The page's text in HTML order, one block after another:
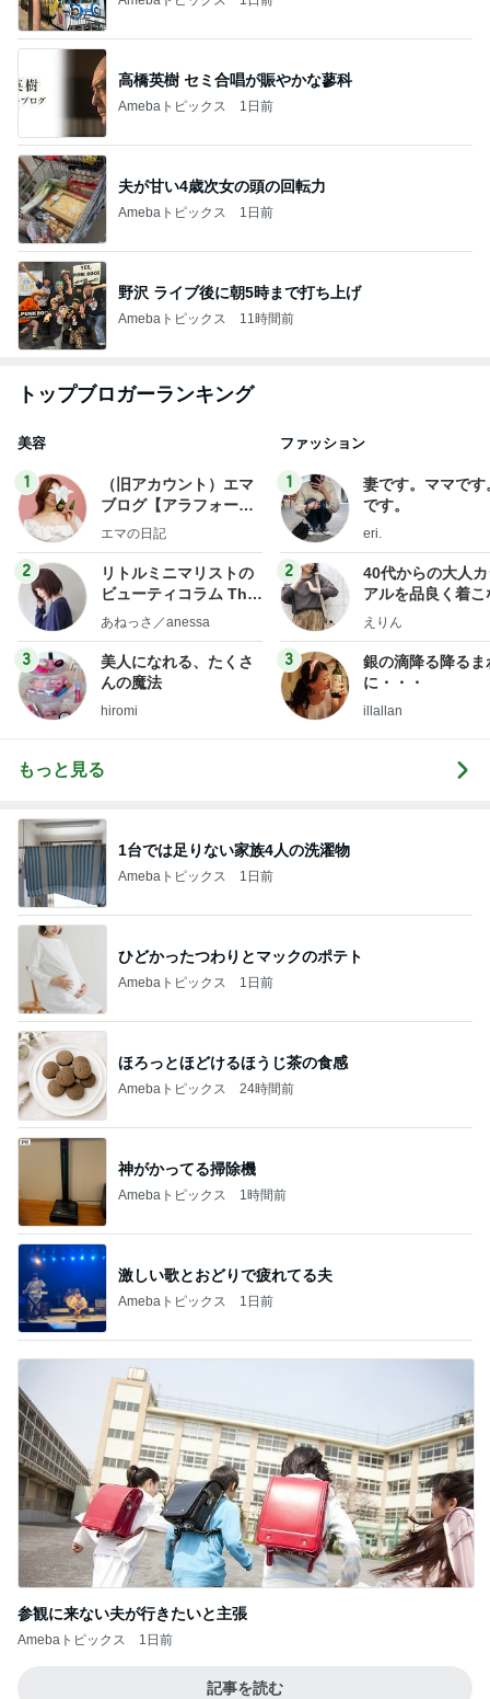
高橋英樹 セミ合唱が賑やかな蓼科
Amebaトピックス 1日前
夫が甘い4歳次女の頭の回転力
Amebaトピックス 1日前
野沢 ライブ後に朝5時まで打ち上げ
Amebaトピックス 11時間前
トップブロガーランキング
美容
1
（旧アカウント）エマ
ブログ【アラフォー会
社売却セカンドライ
エマの日記
2
リトルミニマリストの
ビューティコラム The
little minimalist's bea
あねっさ／anessa
3
美人になれる、たくさ
んの魔法
hiromi
ファッション
1
妻です。ママです
です。
eri.
2
40代からの大人
アルを品良く着こ
ファッションブロ
えりん
3
銀の滴降る降るま
に・・・
illallan
もっと見る
1台では足りない家族4人の洗濯物
Amebaトピックス 1日前
ひどかったつわりとマックのポテト
Amebaトピックス 1日前
ほろっとほどけるほうじ茶の食感
Amebaトピックス 24時間前
神がかってる掃除機
Amebaトピックス 1時間前
激しい歌とおどりで疲れてる夫
Amebaトピックス 1日前
参観に来ない夫が行きたいと主張
Amebaトピックス 1日前
記事を読む